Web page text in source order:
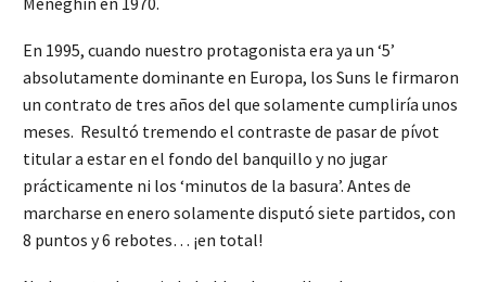
En 1995, cuando nuestro protagonista era ya un ‘5’
absolutamente dominante en Europa, los Suns le firmaron
un contrato de tres años del que solamente cumpliría unos
meses. Resultó tremendo el contraste de pasar de pívot
titular a estar en el fondo del banquillo y no jugar
prácticamente ni los ‘minutos de la basura’. Antes de
marcharse en enero solamente disputó siete partidos, con
8 puntos y 6 rebotes… ¡en total!